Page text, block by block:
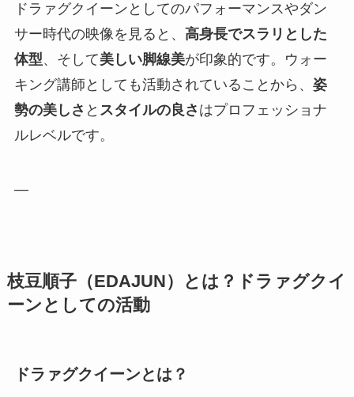
ドラァグクイーンとしてのパフォーマンスやダン
サー時代の映像を見ると、 高身長でスラリとした
体型、そして美しい脚線美が印象的です。ウォー
キング講師としても活動されていることから、 姿
勢の美しさ と スタイルの良さ はプロフェッショナ
ルレベルです。
—
枝豆順子（EDAJUN）とは？ドラァグクイ
ーンとしての活動
ドラァグクイーンとは？